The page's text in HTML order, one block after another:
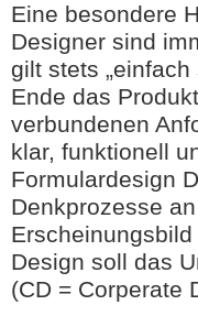
Eine besondere
Designer sind
gilt stets
Ende das
verbundenen
klar, funktionell
Formulardesign
Denkprozesse
Design soll das
(CD = Corperate